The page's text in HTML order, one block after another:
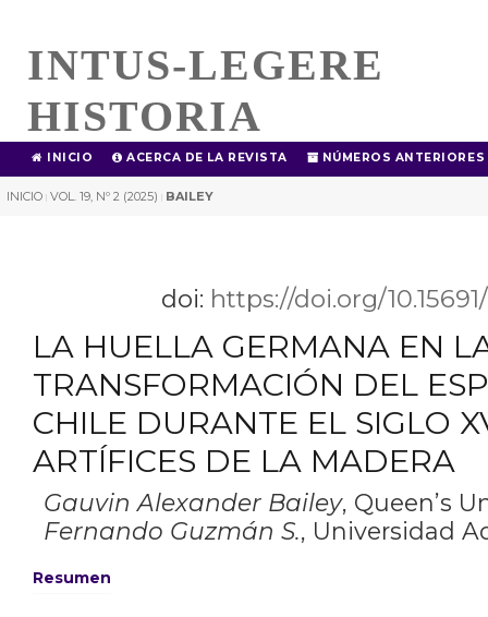
INTUS-LEGERE
HISTORIA
INICIO ACERCA DE LA REVISTA NÚMEROS ANTERIORES
INICIO | VOL. 19, Nº 2 (2025) | BAILEY
doi: https://doi.org/
LA HUELLA GERMANA EN
TRANSFORMACIÓN DEL
CHILE DURANTE EL SIGLO
ARTÍFICES DE LA MADERA
Gauvin Alexander Bailey, Queen’s
Fernando Guzmán S., Universidad
Resumen